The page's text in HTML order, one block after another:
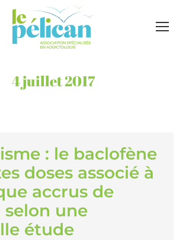
4 juillet 2017
: le baclofène
doses associé à
accrus de
selon une
étude